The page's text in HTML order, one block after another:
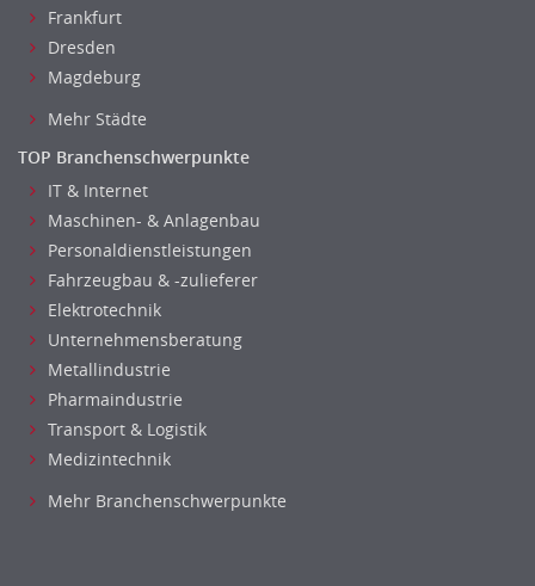
IT Leitung, Teamleitung
Projektmanagement
IT Prozessmanagement
Qualitätssicherung, Qualitätsprüfung
SAP/ERP-Beratung, Entwicklung
Softwareentwicklung
Systemadministration, Netzwerkadministration
Training
Web-Entwicklung
Wirtschaftsinformatik
Biologie
Biotechnologie
Chemie
Geowissenschaften
Labor, Forschung
Frankfurt
Dresden
Magdeburg
Mehr Städte
TOP Branchenschwerpunkte
IT & Internet
Maschinen- & Anlagenbau
Personaldienstleistungen
Fahrzeugbau & -zulieferer
Elektrotechnik
Unternehmensberatung
Metallindustrie
Pharmaindustrie
Transport & Logistik
Medizintechnik
Mehr Branchenschwerpunkte